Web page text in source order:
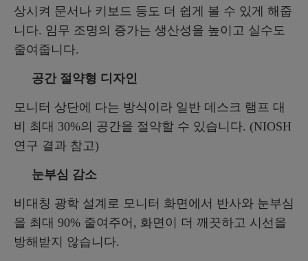
상시켜 문서나 키보드 등도 더 쉽게 볼 수 있게 해줍
니다. 임무 조명의 증가는 생산성을 높이고 실수도
줄여줍니다.
공간 절약형 디자인
모니터 상단에 다는 방식이라 일반 데스크 램프 대
비 최대 30%의 공간을 절약할 수 있습니다. (NIOSH
연구 결과 참고)
눈부심 감소
비대칭 광학 설계로 모니터 화면에서 반사와 눈부심
을 최대 90% 줄여주어, 화면이 더 깨끗하고 시선을
방해받지 않습니다.